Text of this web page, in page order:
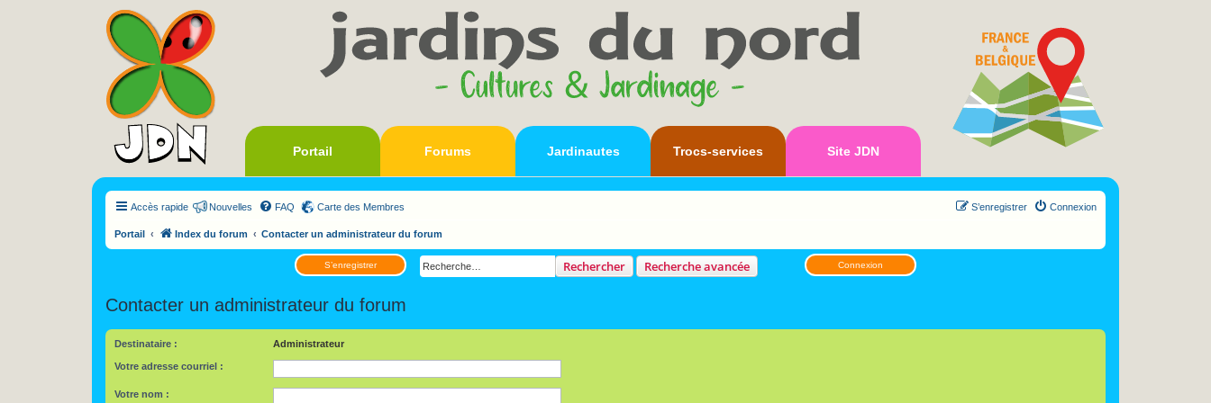
Portail Forums Jardinautes Trocs-services Site JDN
Accès rapide Nouvelles FAQ Carte des Membres Connexion
S’enregistrer
Portail Index du forum Contacter un administrateur du forum
S’enregistrer Rechercher Recherche avancée Connexion
Contacter un administrateur du forum
Destinataire : Administrateur
Votre adresse courriel :
Votre nom :